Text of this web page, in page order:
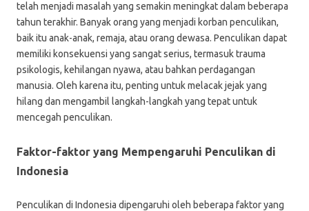
telah menjadi masalah yang semakin meningkat dalam beberapa
tahun terakhir. Banyak orang yang menjadi korban penculikan,
baik itu anak-anak, remaja, atau orang dewasa. Penculikan dapat
memiliki konsekuensi yang sangat serius, termasuk trauma
psikologis, kehilangan nyawa, atau bahkan perdagangan
manusia. Oleh karena itu, penting untuk melacak jejak yang
hilang dan mengambil langkah-langkah yang tepat untuk
mencegah penculikan.
Faktor-faktor yang Mempengaruhi Penculikan di
Indonesia
Penculikan di Indonesia dipengaruhi oleh beberapa faktor yang